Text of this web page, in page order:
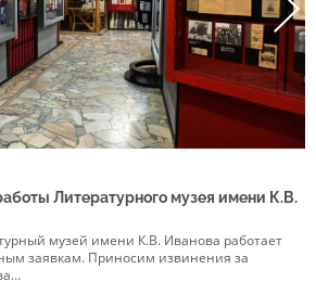
Литературного музея имени К.В.
музей имени К.В. Иванова работает
заявкам. Приносим извинения за